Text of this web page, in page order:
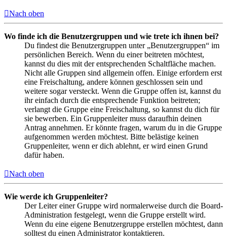
Nach oben
Wo finde ich die Benutzergruppen und wie trete ich ihnen bei?
Du findest die Benutzergruppen unter „Benutzergruppen“ im
persönlichen Bereich. Wenn du einer beitreten möchtest,
kannst du dies mit der entsprechenden Schaltfläche machen.
Nicht alle Gruppen sind allgemein offen. Einige erfordern erst
eine Freischaltung, andere können geschlossen sein und
weitere sogar versteckt. Wenn die Gruppe offen ist, kannst du
ihr einfach durch die entsprechende Funktion beitreten;
verlangt die Gruppe eine Freischaltung, so kannst du dich für
sie bewerben. Ein Gruppenleiter muss daraufhin deinen
Antrag annehmen. Er könnte fragen, warum du in die Gruppe
aufgenommen werden möchtest. Bitte belästige keinen
Gruppenleiter, wenn er dich ablehnt, er wird einen Grund
dafür haben.
Nach oben
Wie werde ich Gruppenleiter?
Der Leiter einer Gruppe wird normalerweise durch die Board-
Administration festgelegt, wenn die Gruppe erstellt wird.
Wenn du eine eigene Benutzergruppe erstellen möchtest, dann
solltest du einen Administrator kontaktieren.